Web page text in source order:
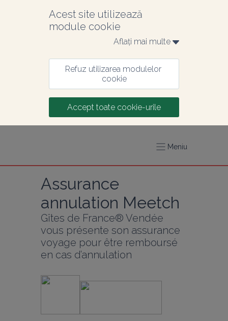
Acest site utilizează
module cookie
Aflați mai multe
Refuz utilizarea modulelor
cookie
Accept toate cookie-urile
Meniu
Assurance
annulation Meetch
Gîtes de France® Vendée
vous présente son assurance
voyage pour être remboursé
en cas d’annulation